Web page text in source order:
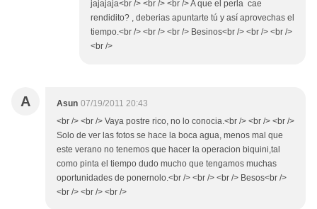
jajajaja<br /> <br /> <br /> A que el perla cae
rendidito? , deberias apuntarte tú y así aprovechas el
tiempo.<br /> <br /> <br /> Besinos<br /> <br /> <br />
<br />
A Asun 07/19/2011 20:43
<br /> <br /> Vaya postre rico, no lo conocia.<br /> <br /> <br />
Solo de ver las fotos se hace la boca agua, menos mal que
este verano no tenemos que hacer la operacion biquini,tal
como pinta el tiempo dudo mucho que tengamos muchas
oportunidades de ponernolo.<br /> <br /> <br /> Besos<br />
<br /> <br /> <br />